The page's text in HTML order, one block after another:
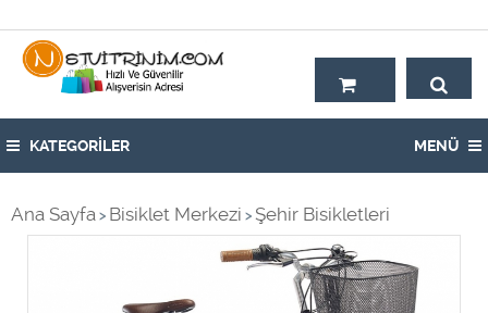
KATEGORİLER MENÜ
Ana Sayfa > Bisiklet Merkezi > Şehir Bisikletleri